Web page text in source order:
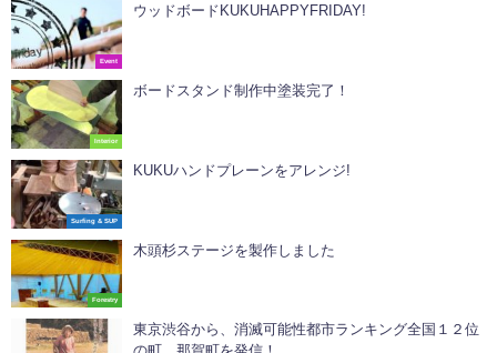
Event
ウッドボードKUKUHAPPYFRIDAY!
Interior
ボードスタンド制作中塗装完了！
Surfing & SUP
KUKUハンドプレーンをアレンジ!
Forestry
木頭杉ステージを製作しました
東京渋谷から、消滅可能性都市ランキング全国１２位